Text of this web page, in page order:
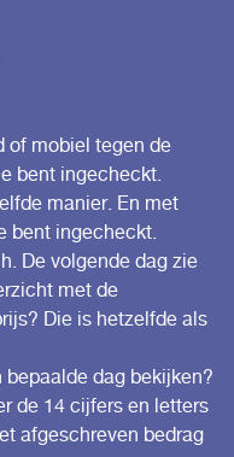
of mobiel tegen de
bent ingecheckt.
manier. En met
bent ingecheckt.
De volgende dag zie
met de
Die is hetzelfde als
dag bekijken?
de 14 cijfers en letters
afgeschreven bedrag